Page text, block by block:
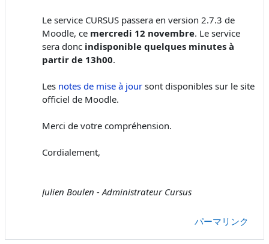
Le service CURSUS passera en version 2.7.3 de
Moodle, ce mercredi 12 novembre. Le service
sera donc indisponible quelques minutes à
partir de 13h00.
Les notes de mise à jour sont disponibles sur le site
officiel de Moodle.
Merci de votre compréhension.
Cordialement,
Julien Boulen - Administrateur Cursus
パーマリンク